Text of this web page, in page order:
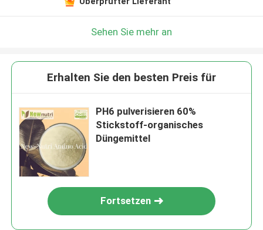
Sehen Sie mehr an
Erhalten Sie den besten Preis für
PH6 pulverisieren 60%
Stickstoff-organisches
Düngemittel
Fortsetzen